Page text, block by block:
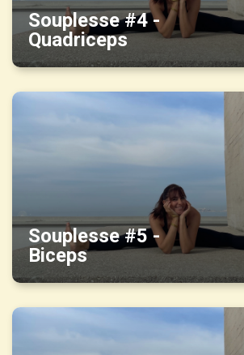
Souplesse #4 -
Quadriceps
Souplesse #5 -
Biceps